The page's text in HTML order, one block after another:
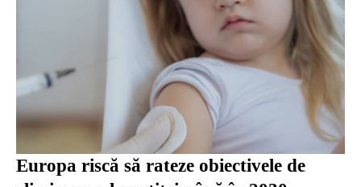
Europa riscă să rateze obiectivele de